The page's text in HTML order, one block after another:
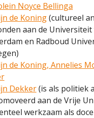
Noyce Bellinga
de Koning(cultureel
aan de Universiteit
en Radboud
de Koning, Annelies
Dekker(is als politiek
aan de Vrije
werkzaam als